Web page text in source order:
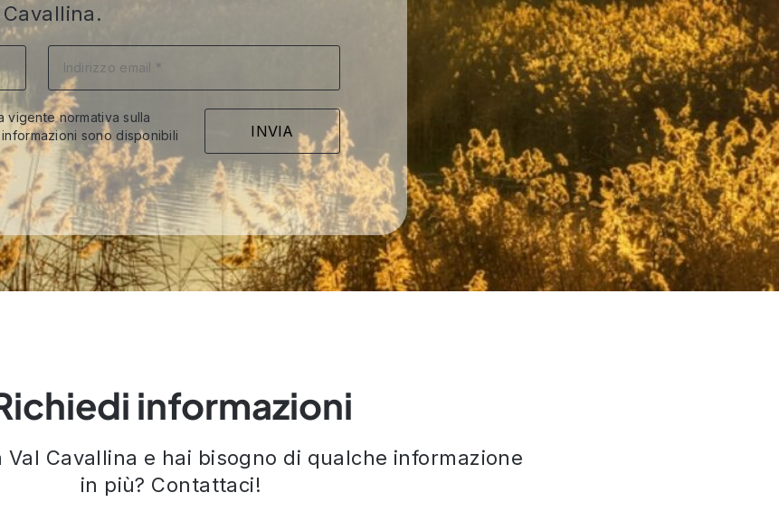
vigente normativa sulla
sono disponibili
informazioni
Val Cavallina e hai bisogno di qualche informazione
in più? Contattaci!